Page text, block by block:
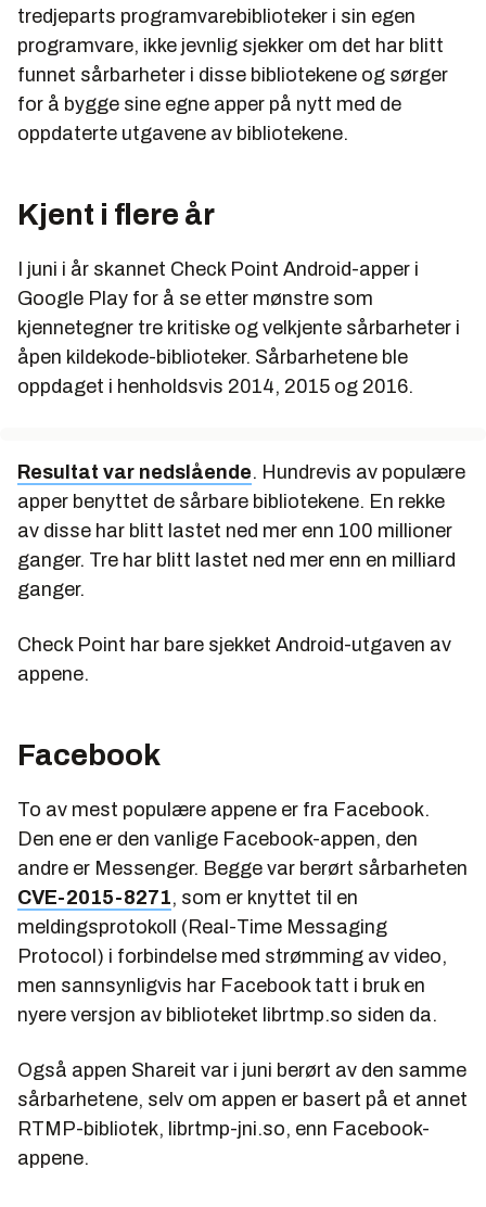
tredjeparts programvarebiblioteker i sin egen
programvare, ikke jevnlig sjekker om det har blitt
funnet sårbarheter i disse bibliotekene og sørger
for å bygge sine egne apper på nytt med de
oppdaterte utgavene av bibliotekene.
Kjent i flere år
I juni i år skannet Check Point Android-apper i
Google Play for å se etter mønstre som
kjennetegner tre kritiske og velkjente sårbarheter i
åpen kildekode-biblioteker. Sårbarhetene ble
oppdaget i henholdsvis 2014, 2015 og 2016.
Resultat var nedslående. Hundrevis av populære
apper benyttet de sårbare bibliotekene. En rekke
av disse har blitt lastet ned mer enn 100 millioner
ganger. Tre har blitt lastet ned mer enn en milliard
ganger.
Check Point har bare sjekket Android-utgaven av
appene.
Facebook
To av mest populære appene er fra Facebook.
Den ene er den vanlige Facebook-appen, den
andre er Messenger. Begge var berørt sårbarheten
CVE-2015-8271, som er knyttet til en
meldingsprotokoll (Real-Time Messaging
Protocol) i forbindelse med strømming av video,
men sannsynligvis har Facebook tatt i bruk en
nyere versjon av biblioteket librtmp.so siden da.
Også appen Shareit var i juni berørt av den samme
sårbarhetene, selv om appen er basert på et annet
RTMP-bibliotek, librtmp-jni.so, enn Facebook-
appene.